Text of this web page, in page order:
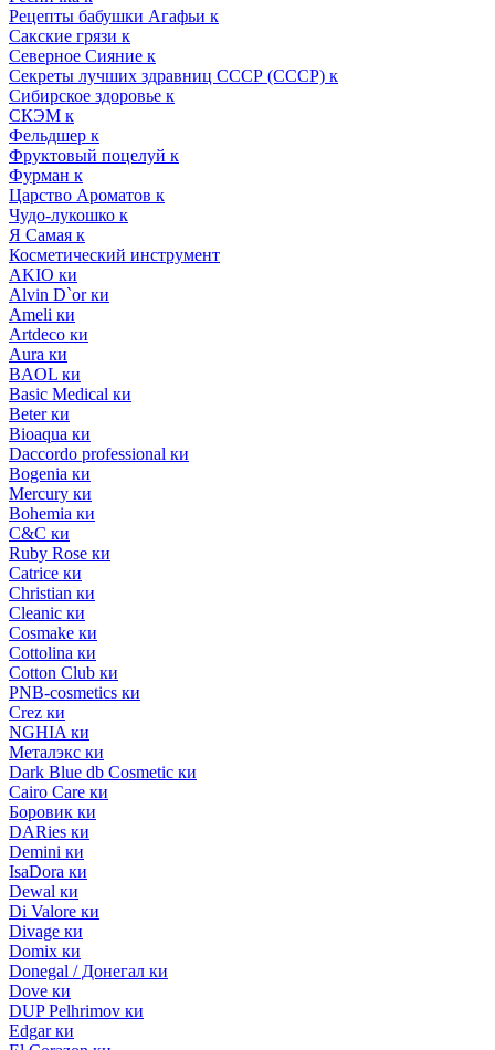
Рецепты бабушки Агафьи к
Сакские грязи к
Северное Сияние к
Секреты лучших здравниц СССР (СССР) к
Сибирское здоровье к
СКЭМ к
Фельдшер к
Фруктовый поцелуй к
Фурман к
Царство Ароматов к
Чудо-лукошко к
Я Самая к
Косметический инструмент
AKIO ки
Alvin D`or ки
Ameli ки
Artdeco ки
Aura ки
BAOL ки
Basic Medical ки
Beter ки
Bioaqua ки
Daccordo professional ки
Bogenia ки
Mercury ки
Bohemia ки
C&C ки
Ruby Rose ки
Catrice ки
Christian ки
Cleanic ки
Cosmake ки
Cottolina ки
Cotton Club ки
PNB-cosmetics ки
Crez ки
NGHIA ки
Металэкс ки
Dark Blue db Cosmetic ки
Cairo Care ки
Боровик ки
DARies ки
Demini ки
IsaDora ки
Dewal ки
Di Valore ки
Divage ки
Domix ки
Donegal / Донегал ки
Dove ки
DUP Pelhrimov ки
Edgar ки